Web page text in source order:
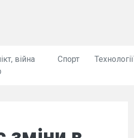
війна
Спорт Технології